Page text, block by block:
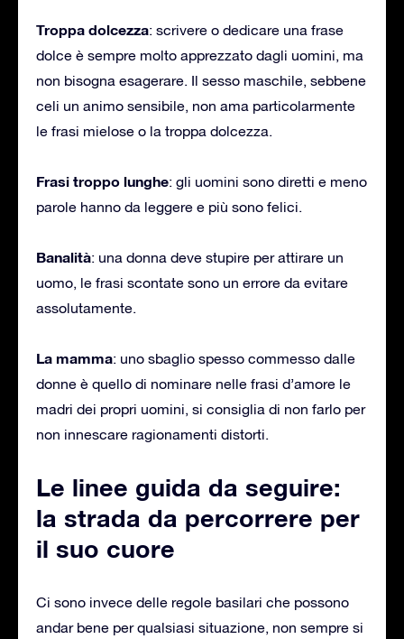
Troppa dolcezza: scrivere o dedicare una frase
dolce è sempre molto apprezzato dagli uomini, ma
non bisogna esagerare. Il sesso maschile, sebbene
celi un animo sensibile, non ama particolarmente
le frasi mielose o la troppa dolcezza.
Frasi troppo lunghe: gli uomini sono diretti e meno
parole hanno da leggere e più sono felici.
Banalità: una donna deve stupire per attirare un
uomo, le frasi scontate sono un errore da evitare
assolutamente.
La mamma: uno sbaglio spesso commesso dalle
donne è quello di nominare nelle frasi d’amore le
madri dei propri uomini, si consiglia di non farlo per
non innescare ragionamenti distorti.
Le linee guida da seguire:
la strada da percorrere per
il suo cuore
Ci sono invece delle regole basilari che possono
andar bene per qualsiasi situazione, non sempre si